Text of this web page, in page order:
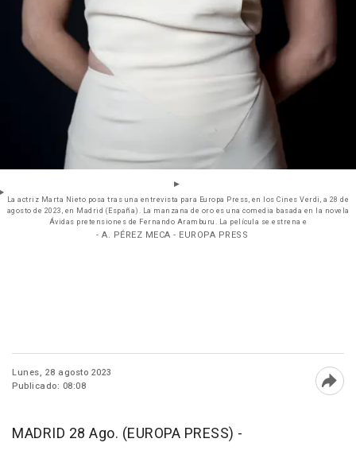
La actriz Marta Nieto posa tras una entrevista para Europa Press, en los Cines Verdi, a 28 de
agosto de 2023, en Madrid (España). La manzana de oro es una comedia basada en la novela
Ávidas pretensiones de Fernando Aramburu. La película se estrena e
- A. PÉREZ MECA - EUROPA PRESS
Lunes, 28 agosto 2023
Publicado: 08:08
MADRID 28 Ago. (EUROPA PRESS) -